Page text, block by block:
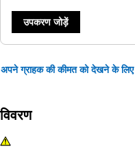
उपकरण जोड़ें
अपने ग्राहक की कीमत को देखने के
विवरण